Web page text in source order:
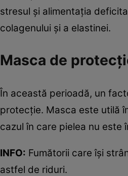
stresul şi alimentaţia
colagenului şi a elastinei.
Masca de
În această perioadă, un
protecţie. Masca este utilă
cazul în care pielea nu este
INFO: Fumătorii care îşi
astfel de riduri.